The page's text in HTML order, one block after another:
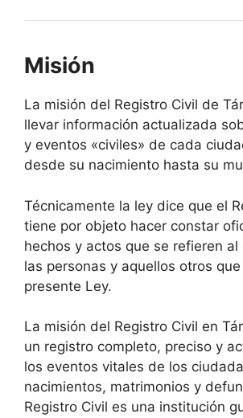
Misión
La misión del Registro Civil de
llevar información actualizada
y eventos «civiles» de cada
desde su nacimiento hasta su
Técnicamente la ley dice que el
tiene por objeto hacer constar
hechos y actos que se refieren
las personas y aquellos otros
presente Ley.
La misión del Registro Civil en
un registro completo, preciso y
los eventos vitales de los
nacimientos, matrimonios y
Registro Civil es una institución